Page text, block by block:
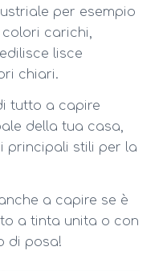
per esempio
carichi,
lisce
chiari.
tutto a capire
della tua casa,
principali stili per la
a capire se è
a tinta unita o con
di posa!